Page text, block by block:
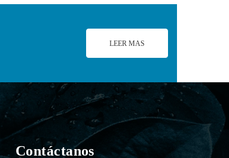
LEER MAS
Contáctanos